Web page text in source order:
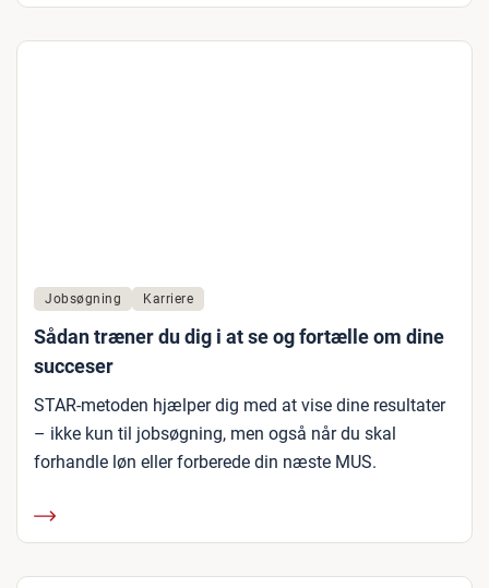
Jobsøgning Karriere
Sådan træner du dig i at se og fortælle om dine
succeser
STAR-metoden hjælper dig med at vise dine resultater
– ikke kun til jobsøgning, men også når du skal
forhandle løn eller forberede din næste MUS.